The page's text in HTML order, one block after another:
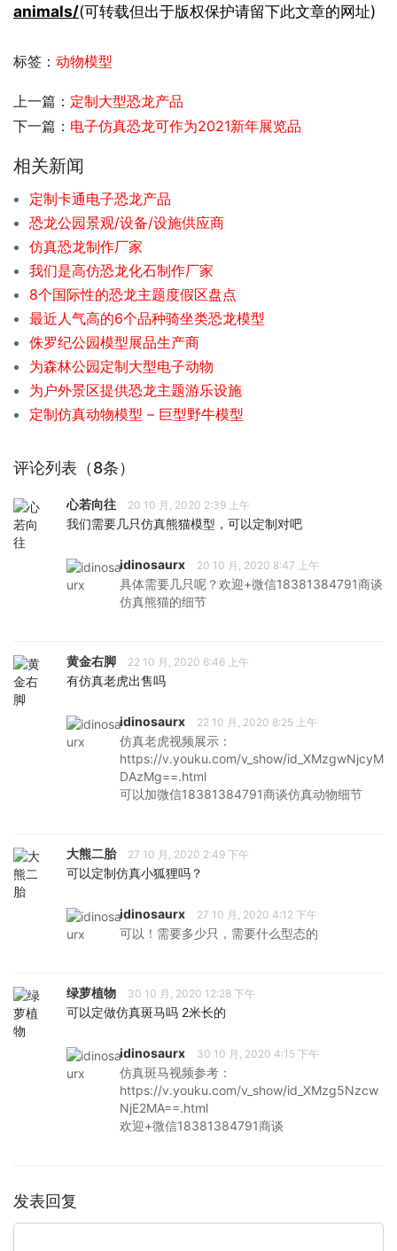
animals/(可转载但出于版权保护请留下此文章的网址)
标签： 动物模型
上一篇： 定制大型恐龙产品
下一篇： 电子仿真恐龙可作为2021新年展览品
相关新闻
定制卡通电子恐龙产品
恐龙公园景观/设备/设施供应商
仿真恐龙制作厂家
我们是高仿恐龙化石制作厂家
8个国际性的恐龙主题度假区盘点
最近人气高的6个品种骑坐类恐龙模型
侏罗纪公园模型展品生产商
为森林公园定制大型电子动物
为户外景区提供恐龙主题游乐设施
定制仿真动物模型 – 巨型野牛模型
评论列表（8条）
心若向往 20 10 月, 2020 2:39 上午
我们需要几只仿真熊猫模型，可以定制对吧
idinosaurx 20 10 月, 2020 8:47 上午
具体需要几只呢？欢迎+微信18381384791商谈
仿真熊猫的细节
黄金右脚 22 10 月, 2020 6:46 上午
有仿真老虎出售吗
idinosaurx 22 10 月, 2020 8:25 上午
仿真老虎视频展示：
https://v.youku.com/v_show/id_XMzgwNjcyM
DAzMg==.html
可以加微信18381384791商谈仿真动物细节
大熊二胎 27 10 月, 2020 2:49 下午
可以定制仿真小狐狸吗？
idinosaurx 27 10 月, 2020 4:12 下午
可以！需要多少只，需要什么型态的
绿萝植物 30 10 月, 2020 12:28 下午
可以定做仿真斑马吗 2米长的
idinosaurx 30 10 月, 2020 4:15 下午
仿真斑马视频参考：
https://v.youku.com/v_show/id_XMzg5Nzcw
NjE2MA==.html
欢迎+微信18381384791商谈
发表回复